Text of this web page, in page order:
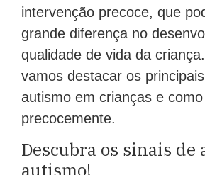
intervenção precoce, que
grande diferença no
qualidade de vida da
vamos destacar os
autismo em crianças e
precocemente.
Descubra os sinais de
autismo!